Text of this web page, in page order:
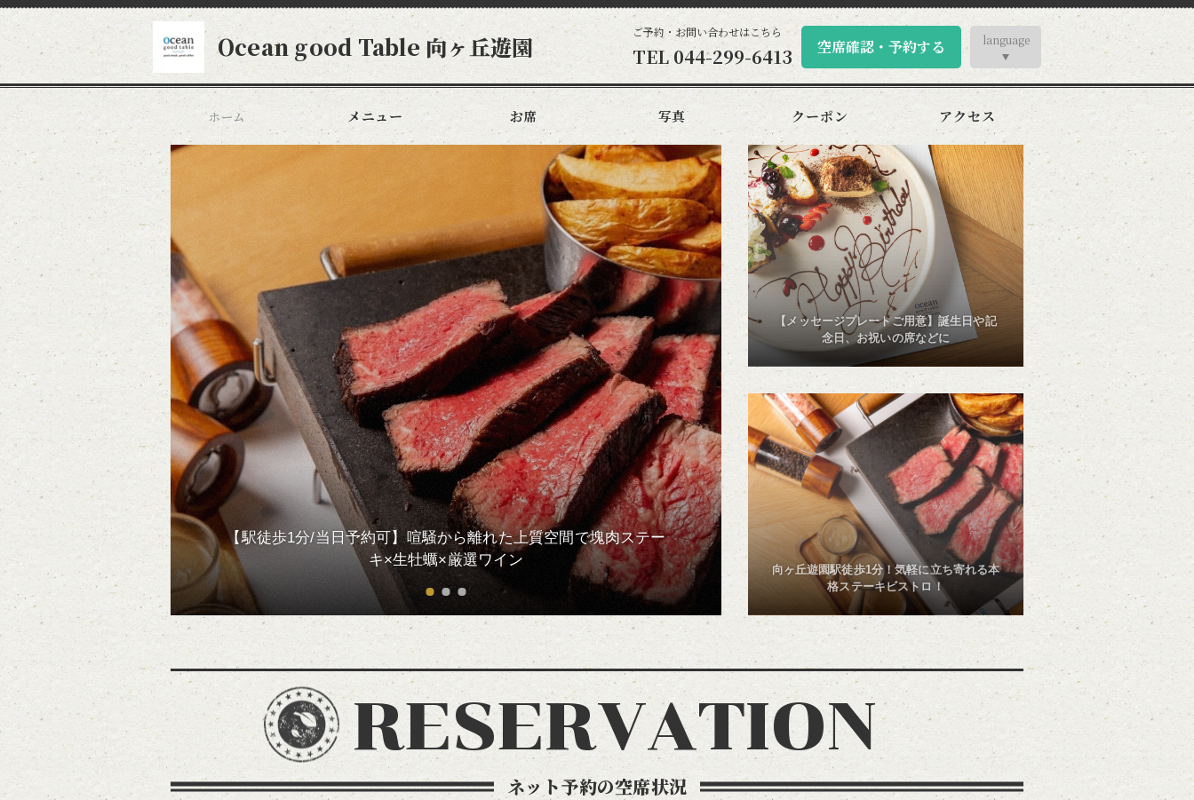
Ocean good Table 向ヶ丘遊園 ご予約・お問い合わせはこちら
TEL044-299-6413 空席確認・予約する language
ホーム メニュー お席 写真 クーポン アクセス
【駅徒歩1分/当日予約可】喧騒から離れた上質空間で塊肉ステー
キ×生牡蠣×厳選ワイン
【メッセージプレートご用意】誕生日や記
念日、お祝いの席などに
向ヶ丘遊園駅徒歩1分！気軽に立ち寄れる本
格ステーキビストロ！
RESERVATION
ネット予約の空席状況